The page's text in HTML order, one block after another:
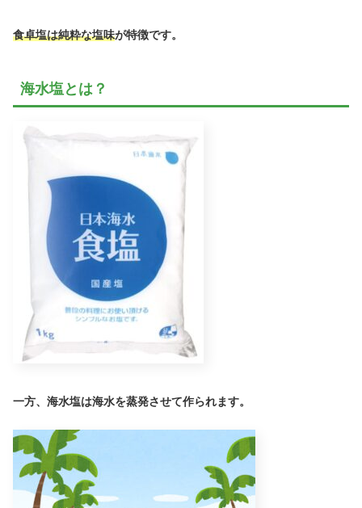
食卓塩は純粋な塩味が特徴です。
海水塩とは？
一方、 海水塩は海水を蒸発させて作られます。